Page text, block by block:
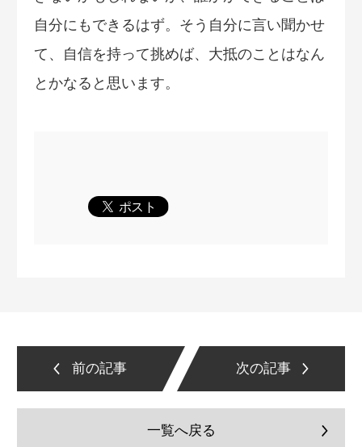
自分にもできるはず。そう自分に言い聞かせ
て、自信を持って挑めば、大抵のことはなん
とかなると思います。
前の記事 次の記事
一覧へ戻る